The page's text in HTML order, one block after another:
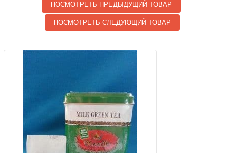
ПОСМОТРЕТЬ ПРЕДЫДУЩИЙ ТОВАР
ПОСМОТРЕТЬ СЛЕДУЮЩИЙ ТОВАР